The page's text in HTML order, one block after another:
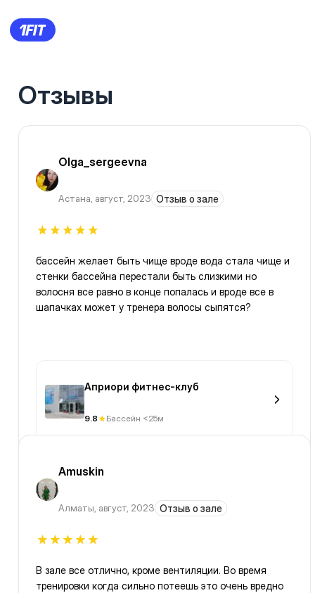
Отзывы
Olga_sergeevna
Астана, август, 2023 Отзыв о зале
бассейн желает быть чище вроде вода стала чище и
стенки бассейна перестали быть слизкими но
волосня все равно в конце попалась и вроде все в
шапачках может у тренера волосы сыпятся?
Априори фитнес-клуб
9.8 Бассейн <25м
Amuskin
Алматы, август, 2023 Отзыв о зале
В зале все отлично, кроме вентиляции. Во время
тренировки когда сильно потеешь это очень вредно